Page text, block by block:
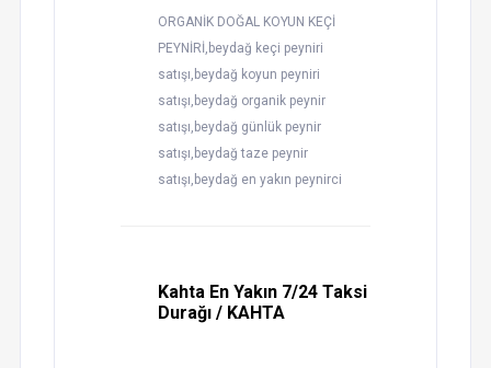
ORGANİK DOĞAL KOYUN KEÇİ
PEYNİRİ,beydağ keçi peyniri
satışı,beydağ koyun peyniri
satışı,beydağ organik peynir
satışı,beydağ günlük peynir
satışı,beydağ taze peynir
satışı,beydağ en yakın peynirci
Kahta En Yakın 7/24 Taksi
Durağı / KAHTA